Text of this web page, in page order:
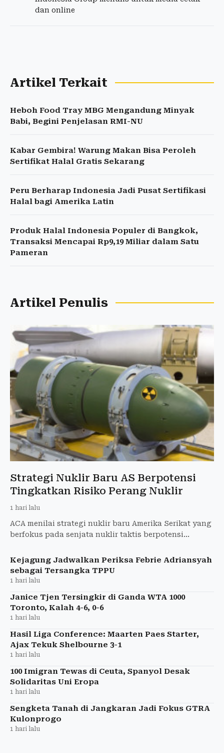
dan online
Artikel Terkait
Heboh Food Tray MBG Mengandung Minyak
Babi, Begini Penjelasan RMI-NU
Kabar Gembira! Warung Makan Bisa Peroleh
Sertifikat Halal Gratis Sekarang
Peru Berharap Indonesia Jadi Pusat Sertifikasi
Halal bagi Amerika Latin
Produk Halal Indonesia Populer di Bangkok,
Transaksi Mencapai Rp9,19 Miliar dalam Satu
Pameran
Artikel Penulis
Strategi Nuklir Baru AS Berpotensi
Tingkatkan Risiko Perang Nuklir
1 hari lalu
ACA menilai strategi nuklir baru Amerika Serikat yang
berfokus pada senjata nuklir taktis berpotensi
Kejagung Jadwalkan Periksa Febrie Adriansyah
sebagai Tersangka TPPU
1 hari lalu
Janice Tjen Tersingkir di Ganda WTA 1000
Toronto, Kalah 4-6, 0-6
1 hari lalu
Hasil Liga Conference: Maarten Paes Starter,
Ajax Tekuk Shelbourne 3-1
1 hari lalu
100 Imigran Tewas di Ceuta, Spanyol Desak
Solidaritas Uni Eropa
1 hari lalu
Sengketa Tanah di Jangkaran Jadi Fokus GTRA
Kulonprogo
1 hari lalu